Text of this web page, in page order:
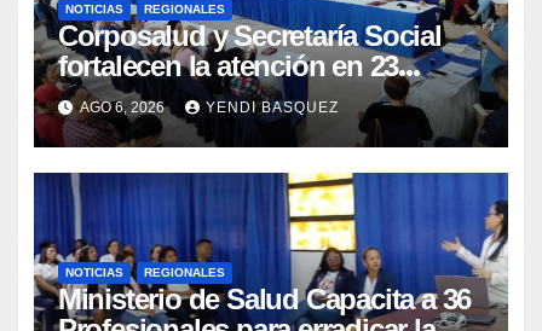
NOTICIAS REGIONALES
Corposalud y Secretaría Social
fortalecen la atención en 23
municipios
AGO 6, 2026 YENDI BASQUEZ
NOTICIAS REGIONALES
Ministerio de Salud Capacita a 36